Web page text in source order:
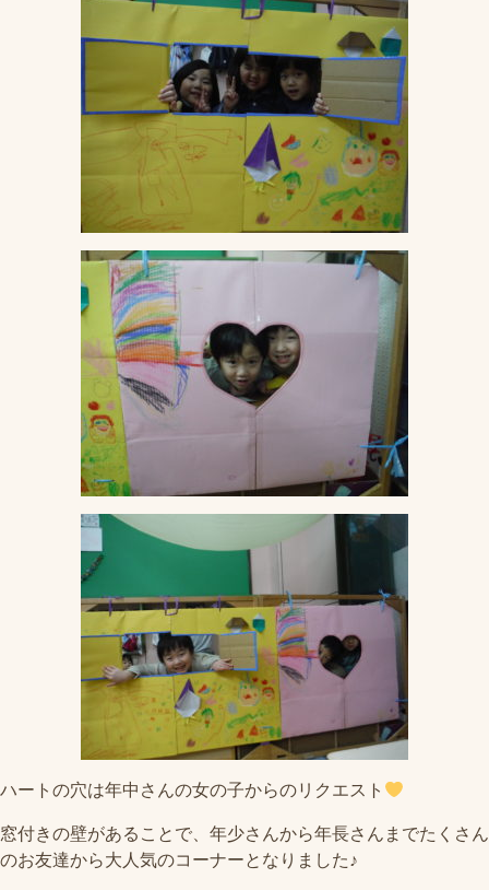
ハートの穴は年中さんの女の子からのリクエスト
窓付きの壁があることで、年少さんから年長さんまでたくさん
のお友達から大人気のコーナーとなりました♪